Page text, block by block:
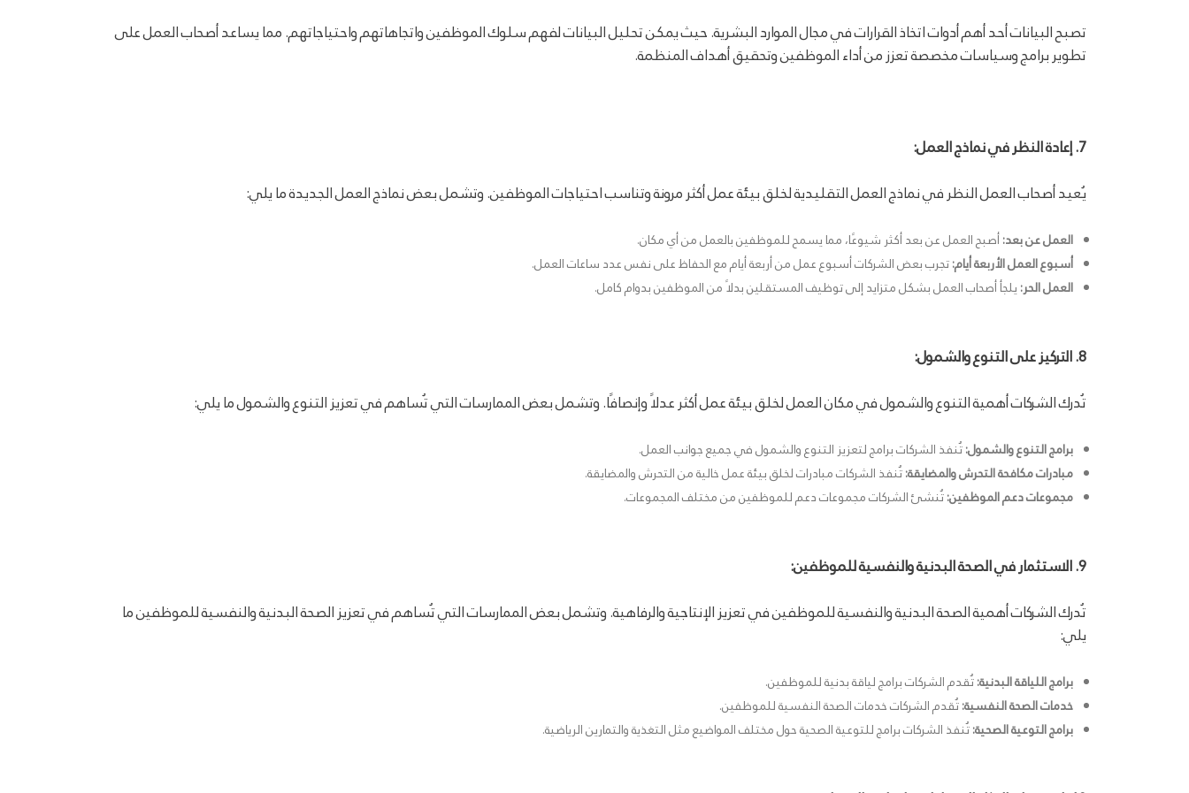
تصبح البيانات أحد أهم أدوات اتخاذ القرارات في مجال الموارد البشرية. حيث يمكن تحليل البيانات لفهم سلوك الموظفين واتجاهاتهم واحتياجاتهم. مما يساعد أصحاب العمل على
تطوير برامج وسياسات مخصصة تعزز من أداء الموظفين وتحقيق أهداف المنظمة.
7. إعادة النظر في نماذج العمل:
يُعيد أصحاب العمل النظر في نماذج العمل التقليدية لخلق بيئة عمل أكثر مرونة وتناسب احتياجات الموظفين. وتشمل بعض نماذج العمل الجديدة ما يلي:
العمل عن بعد:أصبح العمل عن بعد أكثر شيوعًا، مما يسمح للموظفين بالعمل من أي مكان.
أسبوع العمل الأربعة أيام:تجرب بعض الشركات أسبوع عمل من أربعة أيام مع الحفاظ على نفس عدد ساعات العمل.
العمل الحر: يلجأ أصحاب العمل بشكل متزايد إلى توظيف المستقلين بدلاً من الموظفين بدوام كامل.
8. التركيز على التنوع والشمول:
تُدرك الشركات أهمية التنوع والشمول في مكان العمل لخلق بيئة عمل أكثر عدلاً وإنصافًا. وتشمل بعض الممارسات التي تُساهم في تعزيز التنوع والشمول ما يلي:
برامج التنوع والشمول:تُنفذ الشركات برامج لتعزيز التنوع والشمول في جميع جوانب العمل.
مبادرات مكافحة التحرش والمضايقة:تُنفذ الشركات مبادرات لخلق بيئة عمل خالية من التحرش والمضايقة.
مجموعات دعم الموظفين:تُنشئ الشركات مجموعات دعم للموظفين من مختلف المجموعات.
9. الاستثمار في الصحة البدنية والنفسية للموظفين:
تُدرك الشركات أهمية الصحة البدنية والنفسية للموظفين في تعزيز الإنتاجية والرفاهية. وتشمل بعض الممارسات التي تُساهم في تعزيز الصحة البدنية والنفسية للموظفين ما
يلي:
برامج اللياقة البدنية:تُقدم الشركات برامج لياقة بدنية للموظفين.
خدمات الصحة النفسية:تُقدم الشركات خدمات الصحة النفسية للموظفين.
برامج التوعية الصحية:تُنفذ الشركات برامج للتوعية الصحية حول مختلف المواضيع مثل التغذية والتمارين الرياضية.